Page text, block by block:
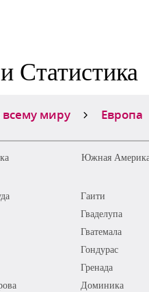
Статистика
миру Европа
Южная
Гаити
Гваделупа
Гватемала
Гондурас
Гренада
Доминика